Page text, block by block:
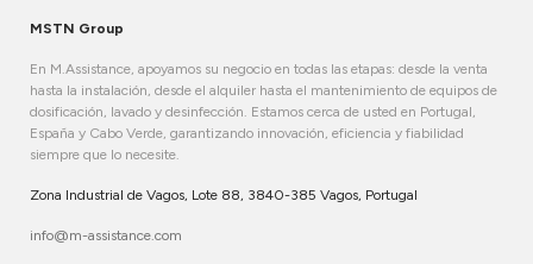
MSTN Group
En M.Assistance, apoyamos su negocio en todas las etapas: desde la venta
hasta la instalación, desde el alquiler hasta el mantenimiento de equipos de
dosificación, lavado y desinfección. Estamos cerca de usted en Portugal,
España y Cabo Verde, garantizando innovación, eficiencia y fiabilidad
siempre que lo necesite.
Zona Industrial de Vagos, Lote 88, 3840-385 Vagos, Portugal
info@m-assistance.com